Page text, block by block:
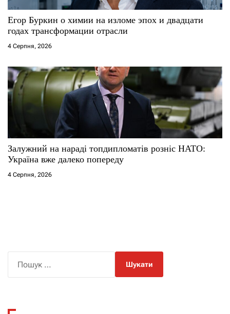
Егор Буркин о химии на изломе эпох и двадцати
годах трансформации отрасли
4 Серпня, 2026
Залужний на нараді топдипломатів розніс НАТО:
Україна вже далеко попереду
4 Серпня, 2026
к